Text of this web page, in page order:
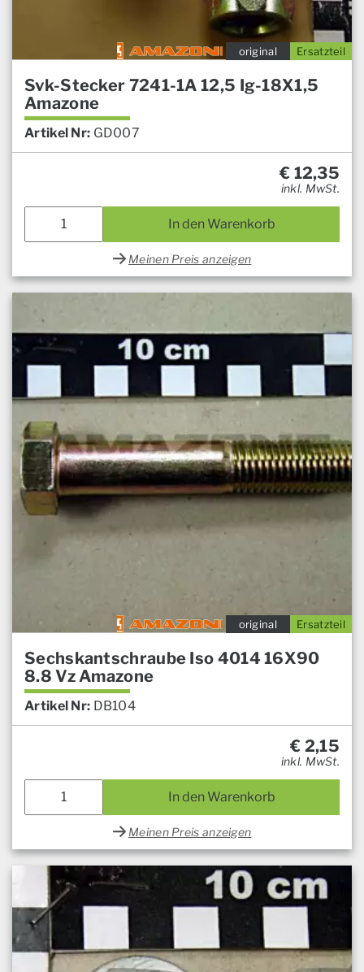
Ersatzteil
original
Svk-Stecker 7241-1A 12,5 Ig-18X1,5
Amazone
Artikel Nr: GD007
€ 12,35
inkl. MwSt.
In den Warenkorb
Meinen Preis anzeigen
Ersatzteil
original
Sechskantschraube Iso 4014 16X90
8.8 Vz Amazone
Artikel Nr: DB104
€ 2,15
inkl. MwSt.
In den Warenkorb
Meinen Preis anzeigen